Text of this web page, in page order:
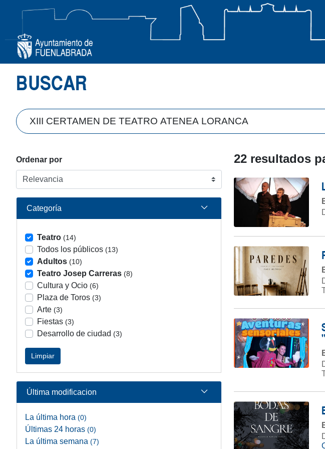
Búsqueda
BUSCAR
Ordenar por
Categoría
Teatro (14)
Todos los públicos (13)
Adultos (10)
Teatro Josep Carreras (8)
Cultura y Ocio (6)
Plaza de Toros (3)
Arte (3)
Fiestas (3)
Desarrollo de ciudad (3)
Limpiar
Última modificacion
La última hora (0)
Últimas 24 horas (0)
La última semana (7)
22 resultados